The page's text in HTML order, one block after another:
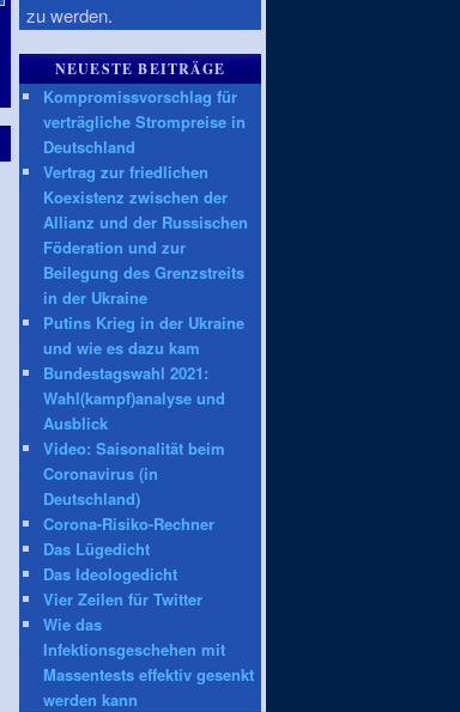
zu werden.
NEUESTE BEITRÄGE
Kompromissvorschlag für
verträgliche Strompreise in
Deutschland
Vertrag zur friedlichen
Koexistenz zwischen der
Allianz und der Russischen
Föderation und zur
Beilegung des Grenzstreits
in der Ukraine
Putins Krieg in der Ukraine
und wie es dazu kam
Bundestagswahl 2021:
Wahl(kampf)analyse und
Ausblick
Video: Saisonalität beim
Coronavirus (in
Deutschland)
Corona-Risiko-Rechner
Das Lügedicht
Das Ideologedicht
Vier Zeilen für Twitter
Wie das
Infektionsgeschehen mit
Massentests effektiv gesenkt
werden kann